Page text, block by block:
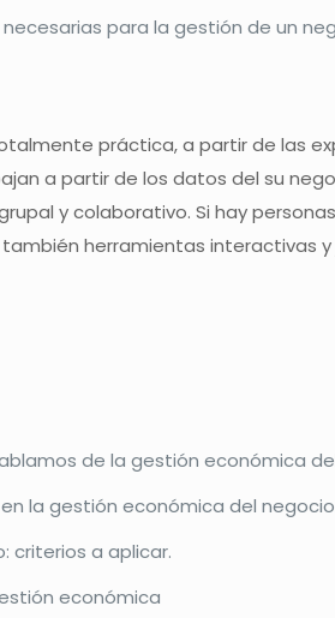
para la gestión de un
práctica, a partir de las
a partir de los datos del su
y colaborativo. Si hay
herramientas interactivas y
de la gestión económica
la gestión económica del
criterios a aplicar.
económica